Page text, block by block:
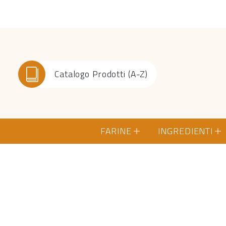
Catalogo Prodotti (A-Z)
FARINE INGREDIENTI